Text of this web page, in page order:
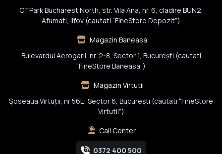
CTPark Bucharest North, str. Vila Ana, nr. 6, cladire BUN2,
Afumati, Ilfov (cautati “FineStore Depozit”)
Magazin Baneasa
Bulevardul Aerogarii, nr. 2-8, Sector 1, Bucureşti (cautati
“FineStore Baneasa”)
Magazin Virtutii
Șoseaua Virtuții, nr 56E, Sector 6, București (cautati “FineStore
Virtutii”)
Call Center
0372 400 500